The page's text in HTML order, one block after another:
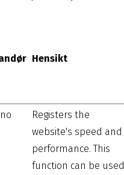
Hensikt
Registers the
website's speed and
performance. This
function can be used